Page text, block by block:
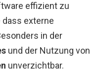
effizient zu
dass externe
in der
und der Nutzung von
unverzichtbar.